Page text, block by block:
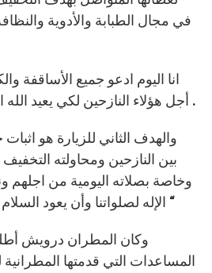
في مجال الطبابة والأدوية
انا اليوم ادعو جميع الأساقفة
أجل هؤلاء النازحين لكي يعيد الله اليهم السلام والطمأنينة .
والهدف الثاني للزيارة هو
بين النازحين ومحاولته
وخاصة بصلاته اليومية من
الإله لصلواتنا وأن يعود السلام الى هذه المنطقة قريباً “
وكان المطران درويش
المساعدات التي قدمتها